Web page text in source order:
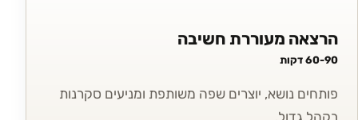
הרצאה מעוררת חשיבה
60-90 דקות
פותחים נושא, יוצרים שפה משותפת ומניעים סקרנות